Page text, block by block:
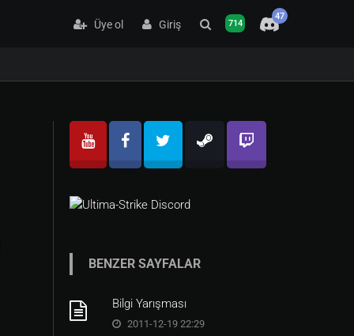
Üye ol Giriş 714
47
BENZER SAYFALAR
Bilgi Yarışması
2011-12-19 22:29